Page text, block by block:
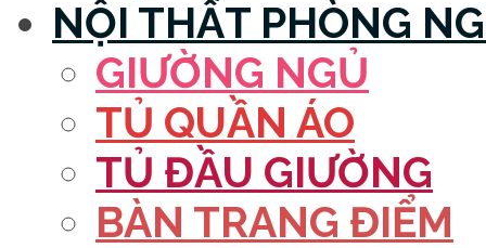
NỘI THẤT PHÒNG
GIƯỜNG NGỦ
TỦ QUẦN ÁO
TỦ ĐẦU GIƯỜNG
BÀN TRANG ĐIỂM